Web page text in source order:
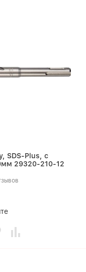
SDS-Plus, с
29320-210-12